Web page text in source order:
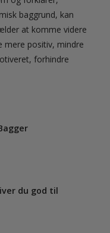
baggrund, kan
at komme videre
mere positiv, mindre
forhindre
du god til